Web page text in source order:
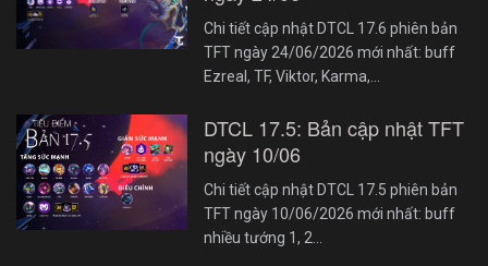
Chi tiết cập nhật DTCL 17.6 phiên bản
TFT ngày 24/06/2026 mới nhất: buff
Ezreal, TF, Viktor, Karma,…
DTCL 17.5: Bản cập nhật TFT
ngày 10/06
Chi tiết cập nhật DTCL 17.5 phiên bản
TFT ngày 10/06/2026 mới nhất: buff
nhiều tướng 1, 2…